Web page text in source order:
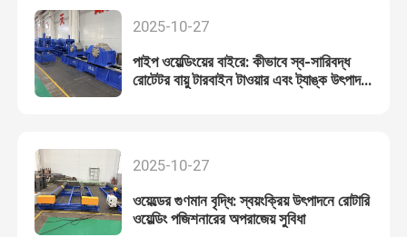
2025-10-27
পাইপ ওয়েল্ডিংয়ের বাইরে: কীভাবে স্ব-সারিবদ্ধ
রোটেটর বায়ু টারবাইন টাওয়ার এবং ট্যাঙ্ক উৎপাদনে
2025-10-27
ওয়েল্ডের গুণমান বৃদ্ধি: স্বয়ংক্রিয় উৎপাদনে রোটারি
ওয়েল্ডিং পজিশনারের অপরাজেয় সুবিধা